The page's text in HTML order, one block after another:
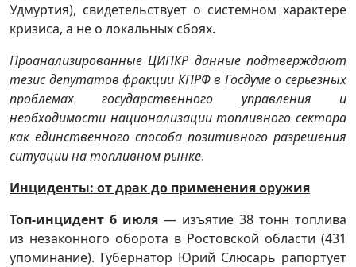
Удмуртия), свидетельствует о системном характере
кризиса, а не о локальных сбоях.
Проанализированные ЦИПКР данные подтверждают
тезис депутатов фракции КПРФ в Госдуме о серьезных
проблемах государственного управления и
необходимости национализации топливного сектора
как единственного способа позитивного разрешения
ситуации на топливном рынке.
Инциденты: от драк до применения оружия
Топ-инцидент 6 июля — изъятие 38 тонн топлива
из незаконного оборота в Ростовской области (431
упоминание). Губернатор Юрий Слюсарь рапортует